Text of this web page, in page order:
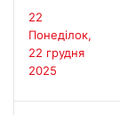
22
Понеділок,
22 грудня
2025